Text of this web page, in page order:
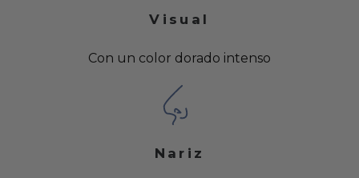
Visual
Con un color dorado intenso
Nariz